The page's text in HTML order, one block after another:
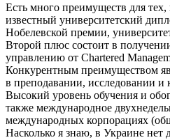
Есть много преимуществ для
известный университетский
Нобелевской премии,
Второй плюс состоит в
управлению от Chartered
Конкурентным преимуществом
в преподавании, исследовании и
Высокий уровень обучения и
также международное
международных корпорациях
Насколько я знаю, в Украине нет